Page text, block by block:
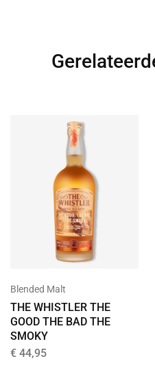
Blended Malt
THE WHISTLER THE
GOOD THE BAD THE
SMOKY
€ 44,95